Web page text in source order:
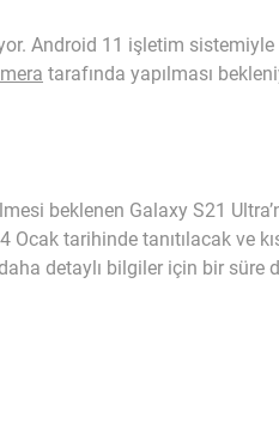
Android 11 işletim sistemiyle
tarafında yapılması
beklenen Galaxy S21
tarihinde tanıtılacak ve
detaylı bilgiler için bir süre